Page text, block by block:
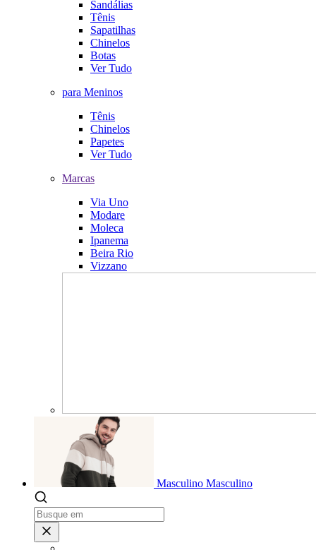
Sandálias
Tênis
Sapatilhas
Chinelos
Botas
Ver Tudo
para Meninos
Tênis
Chinelos
Papetes
Ver Tudo
Marcas
Via Uno
Modare
Moleca
Ipanema
Beira Rio
Vizzano
Masculino Masculino